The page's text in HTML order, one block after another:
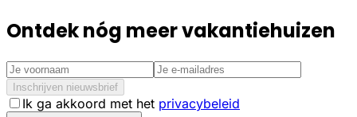
Ontdek nóg meer vakantiehuizen
Inschrijven nieuwsbrief
Ik ga akkoord met het privacybeleid